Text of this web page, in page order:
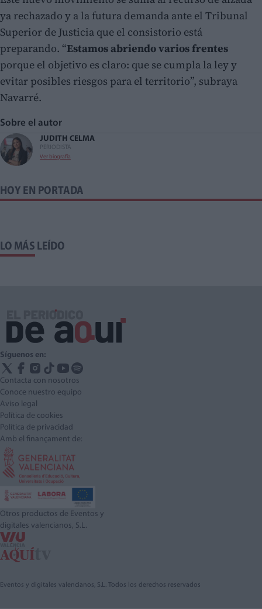
ya rechazado y a la futura demanda ante el Tribunal
Superior de Justicia que el consistorio está
preparando. “Estamos abriendo varios frentes
porque el objetivo es claro: que se cumpla la ley y
evitar posibles riesgos para el territorio”, subraya
Navarré.
Sobre el autor
JUDITH CELMA
PERIODISTA
Ver biografía
HOY EN PORTADA
LO MÁS LEÍDO
Síguenos en:
Contacta con nosotros
Conoce nuestro equipo
Aviso legal
Política de cookies
Política de privacidad
Amb el finançament de:
Otros productos de Eventos y
digitales valencianos, S.L.
Eventos y digitales valencianos, S.L. Todos los derechos reservados